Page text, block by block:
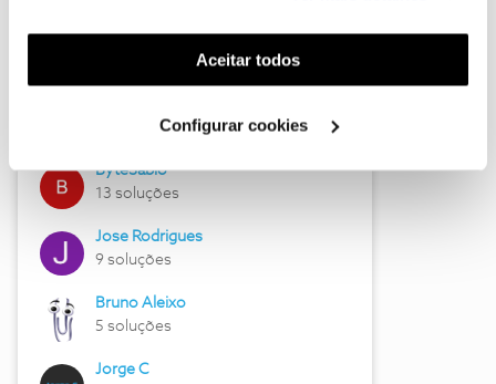
funcionalidade) e adaptar anúncios aos seus interesses
(cookies de publicidade personalizada). Pode gerir a
utilização dos cookies clicando em "Configurar
Aceitar todos
Configurar cookies
Hall of Fame de julho
17 soluções
ByteSábio
13 soluções
Jose Rodrigues
9 soluções
Bruno Aleixo
5 soluções
Jorge C